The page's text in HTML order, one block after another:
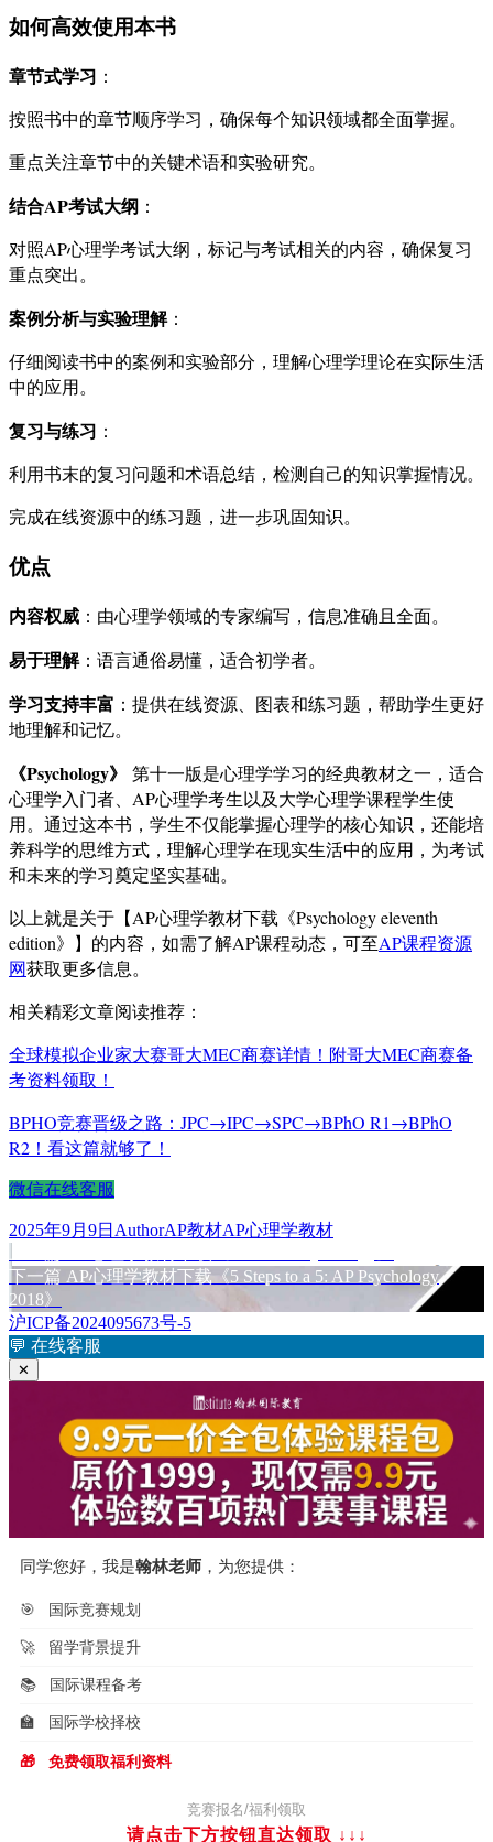
如何高效使用本书
章节式学习 ：
按照书中的章节顺序学习，确保每个知识领域都全面掌握。
重点关注章节中的关键术语和实验研究。
结合AP考试大纲 ：
对照AP心理学考试大纲，标记与考试相关的内容，确保复习
重点突出。
案例分析与实验理解：
仔细阅读书中的案例和实验部分，理解心理学理论在实际生活
中的应用。
复习与练习 ：
利用书末的复习问题和术语总结，检测自己的知识掌握情况。
完成在线资源中的练习题，进一步巩固知识。
优点
内容权威 ：由心理学领域的专家编写，信息准确且全面。
易于理解：语言通俗易懂，适合初学者。
学习支持丰富 ：提供在线资源、图表和练习题，帮助学生更好
地理解和记忆。
《Psychology》
第十一版是心理学学习的经典教材之一，适合
心理学入门者、AP心理学考生以及大学心理学课程学生使
用。通过这本书，学生不仅能掌握心理学的核心知识，还能培
养科学的思维方式，理解心理学在现实生活中的应用，为考试
和未来的学习奠定坚实基础。
以上就是关于【AP心理学教材下载《Psychology eleventh
edition》】的内容，如需了解AP课程动态，可至AP课程资源
网获取更多信息。
相关精彩文章阅读推荐：
全球模拟企业家大赛哥大MEC商赛详情！附哥大MEC商赛备
考资料领取！
BPHO竞赛晋级之路：JPC→IPC→SPC→BPhO R1→BPhO
R2！看这篇就够了！
微信在线客服
发
于
2025年9月9日 作
Author分
AP教材标
AP心理学教材
文
章
导
航
篇
章：
下一篇 下
文
章：
AP心理学教材下载《5 Steps to a 5: AP Psychology
2018》
沪ICP备2024095673号-5
💬 在线客服
✕
同学您好，我是翰林老师 ，为您提供：
🎯 国际竞赛规划
🚀 留学背景提升
📚 国际课程备考
🏫 国际学校择校
🎁 免费领取福利资料
竞赛报名/福利领取
请点击下方按钮直达领取 ↓↓↓